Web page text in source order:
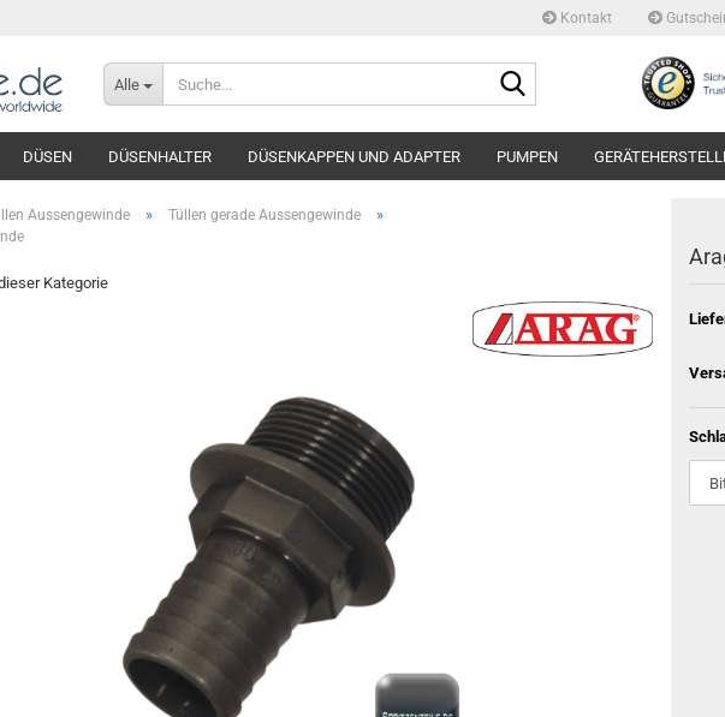
Kontakt
Alle
DÜSEN DÜSENHALTER DÜSENKAPPEN UND ADAPTER PUMPEN
Aussengewinde » Tüllen gerade Aussengewinde »
Kategorie